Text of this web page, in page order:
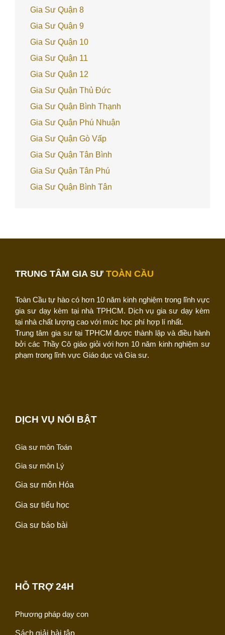
Gia Sư Quận 8
Gia Sư Quận 9
Gia Sư Quận 10
Gia Sư Quận 11
Gia Sư Quận 12
Gia Sư Quận Thủ Đức
Gia Sư Quận Bình Thạnh
Gia Sư Quận Phú Nhuận
Gia Sư Quận Gò Vấp
Gia Sư Quận Tân Bình
Gia Sư Quận Tân Phú
Gia Sư Quận Bình Tân
TRUNG TÂM GIA SƯ TOÀN CẦU
Toàn Cầu tự hào có hơn 10 năm kinh nghiệm trong lĩnh vực
gia sư dạy kèm tại nhà TPHCM. Dịch vụ gia sư dạy kèm
tại nhà chất lượng cao với mức học phí hợp lí nhất.
Trung tâm gia sư tại TPHCM được thành lập và điều hành
bởi các Thầy Cô giáo giỏi với hơn 10 năm kinh nghiệm sư
phạm trong lĩnh vực Giáo dục và Gia sư.
DỊCH VỤ NỔI BẬT
Gia sư môn Toán
Gia sư môn Lý
Gia sư môn Hóa
Gia sư tiểu học
Gia sư báo bài
HỖ TRỢ 24H
Phương pháp dạy con
Sách giải bài tập